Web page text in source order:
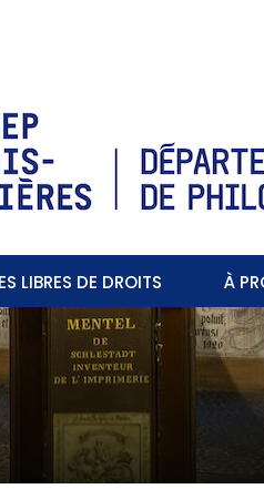
LIBRES DE DROITS À